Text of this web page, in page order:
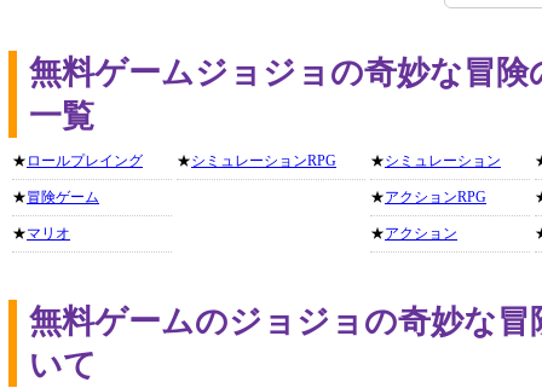
無料ゲームジョジョの奇妙な冒
一覧
★ ロールプレイング
★冒険ゲーム
★マリオ
★シミュレーションRPG ★シミュレーション
★アクションRPG
★アクション
無料ゲームのジョジョの奇妙な
いて